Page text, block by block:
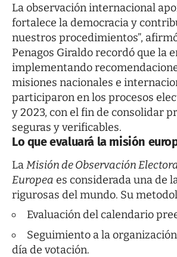
La observación internacional
fortalece la democracia y
nuestros procedimientos”,
Penagos Giraldo recordó que la
implementando
misiones nacionales e
participaron en los procesos
y 2023, con el fin de consolidar
seguras y verificables.
Lo que evaluará la misión
LaMisión de Observación
Europea es considerada una de
rigurosas del mundo. Su
Evaluación del calendario
Seguimiento a la
día de votación.